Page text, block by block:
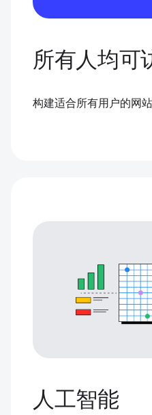
所有人均可
构建适合所有用户的网站
人工智能